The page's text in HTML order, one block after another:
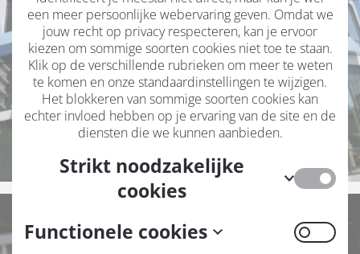
een meer persoonlijke webervaring geven. Omdat we
jouw recht op privacy respecteren, kan je ervoor
kiezen om sommige soorten cookies niet toe te staan.
Klik op de verschillende rubrieken om meer te weten
te komen en onze standaardinstellingen te wijzigen.
Het blokkeren van sommige soorten cookies kan
echter invloed hebben op je ervaring van de site en de
diensten die we kunnen aanbieden.
Strikt noodzakelijke
cookies
Deze cookies zijn noodzakelijk voor
Functionele cookies